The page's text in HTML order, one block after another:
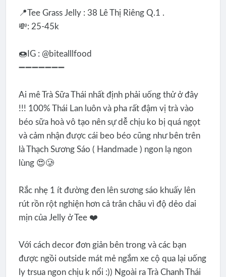
📍Tee Grass Jelly : 38 Lê Thị Riêng Q.1 .
💸: 25-45k
🍩IG : @bitealllfood
➖➖➖➖➖➖➖
Ai mê Trà Sữa Thái nhất định phải uống thử ở đây
!!! 100% Thái Lan luôn và pha rất đậm vị trà vào
béo sữa hoà vô tạo nên sự dễ chịu ko bị quá ngọt
và cảm nhận được cái beo béo cũng như bên trên
là Thạch Sương Sáo ( Handmade ) ngon lạ ngon
lùng 😍🥲
Rắc nhẹ 1 ít đường đen lên sương sáo khuấy lên
rút rồn rột nghiện hơn cả trân châu vì độ dẻo dai
mịn của Jelly ở Tee ❤️
Với cách decor đơn giản bên trong và các bạn
được ngồi outside mát mẻ ngắm xe cộ qua lại uống
ly trsua ngon chịu k nổi :)) Ngoài ra Trà Chanh Thái